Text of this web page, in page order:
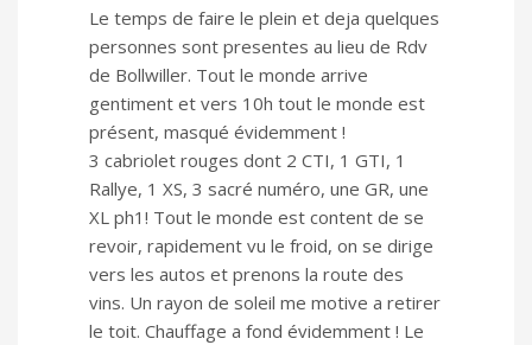
Le temps de faire le plein et deja quelques
personnes sont presentes au lieu de Rdv
de Bollwiller. Tout le monde arrive
gentiment et vers 10h tout le monde est
présent, masqué évidemment !
3 cabriolet rouges dont 2 CTI, 1 GTI, 1
Rallye, 1 XS, 3 sacré numéro, une GR, une
XL ph1! Tout le monde est content de se
revoir, rapidement vu le froid, on se dirige
vers les autos et prenons la route des
vins. Un rayon de soleil me motive a retirer
le toit. Chauffage a fond évidemment ! Le